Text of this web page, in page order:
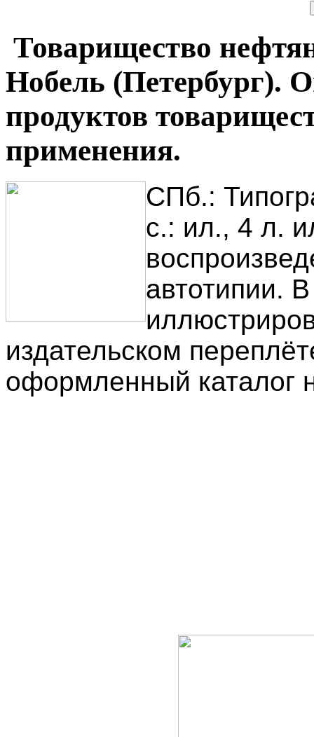
Товарищество
Нобель (Петербург).
продуктов
применения.
СПб.:
с.: ил., 4 л.
автотипии.
издательском
оформленный каталог